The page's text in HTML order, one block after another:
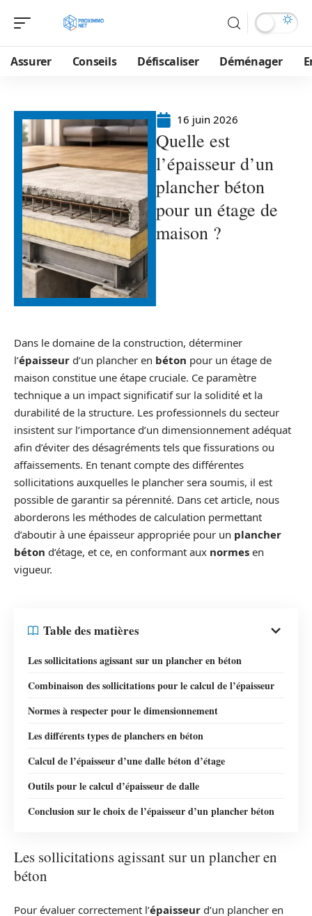
Assurer Conseils Défiscaliser Déménager
16 juin 2026
Quelle est
l’épaisseur d’un
plancher béton
pour un étage de
maison ?
Dans le domaine de la construction, déterminer
l’épaisseur d’un plancher en béton pour un étage de
maison constitue une étape cruciale. Ce paramètre
technique a un impact significatif sur la solidité et la
durabilité de la structure. Les professionnels du secteur
insistent sur l’importance d’un dimensionnement adéquat
afin d’éviter des désagréments tels que fissurations ou
affaissements. En tenant compte des différentes
sollicitations auxquelles le plancher sera soumis, il est
possible de garantir sa pérennité. Dans cet article, nous
aborderons les méthodes de calculation permettant
d’aboutir à une épaisseur appropriée pour un plancher
béton d’étage, et ce, en conformant aux normes en
vigueur.
Table des matières
Les sollicitations agissant sur un plancher en béton
Combinaison des sollicitations pour le calcul de l’épaisseur
Normes à respecter pour le dimensionnement
Les différents types de planchers en béton
Calcul de l’épaisseur d’une dalle béton d’étage
Outils pour le calcul d’épaisseur de dalle
Conclusion sur le choix de l’épaisseur d’un plancher béton
Les sollicitations agissant sur un plancher en
béton
Pour évaluer correctement l’épaisseur d’un plancher en